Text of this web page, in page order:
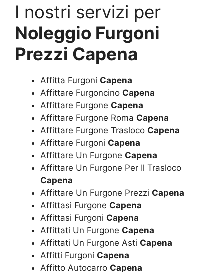
I nostri servizi per
Noleggio Furgoni
Prezzi Capena
Affitta Furgoni Capena
Affittare Furgoncino Capena
Affittare Furgone Capena
Affittare Furgone Roma Capena
Affittare Furgone Trasloco Capena
Affittare Furgoni Capena
Affittare Un Furgone Capena
Affittare Un Furgone Per Il Trasloco
Capena
Affittare Un Furgone Prezzi Capena
Affittasi Furgone Capena
Affittasi Furgoni Capena
Affittati Un Furgone Capena
Affittati Un Furgone Asti Capena
Affitti Furgoni Capena
Affitto Autocarro Capena